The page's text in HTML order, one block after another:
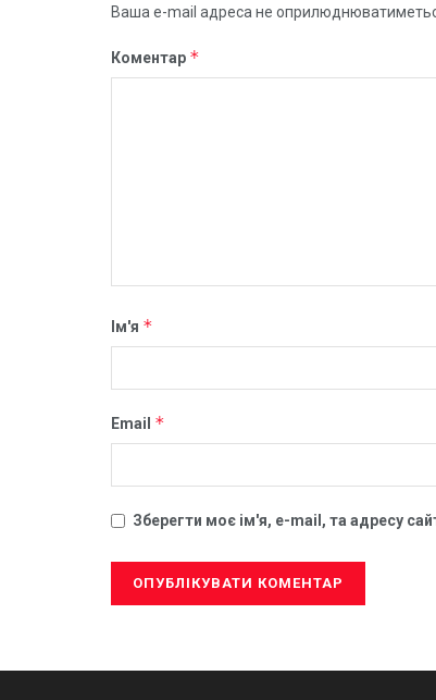
Ваша e-mail адреса не
Коментар *
Ім'я *
Email *
Зберегти моє ім'я, e-mail, та адресу